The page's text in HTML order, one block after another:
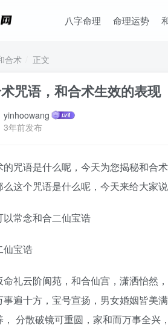
八字命理 命理运势
合术 正文
咒语，和合术生效的表现
yinhoowang
3年前发布
的咒语是什么呢，今天为您揭秘和合
这个咒语是什么呢，今天来给大家说
以常念和合二仙宝诰
仙宝诰
命礼云阶阆苑，和合仙宫，潇洒怡然
事遍十方，宝号宣扬，男女婚姻皆美
， 分散破镜可重圆，家和而万事全兴